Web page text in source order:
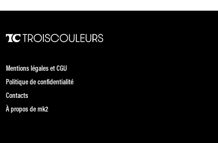
Mentions légales et CGU
Politique de confidentialité
Contacts
À propos de mk2